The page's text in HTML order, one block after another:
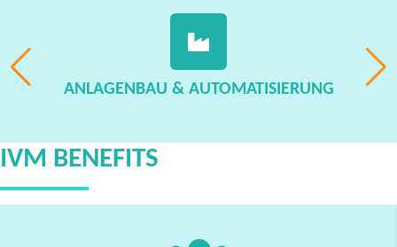
ANLAGENBAU & AUTOMATISIERUNG
IVM BENEFITS